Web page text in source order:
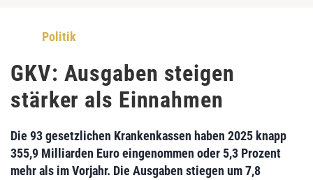
Politik
GKV: Ausgaben steigen
stärker als Einnahmen
Die 93 gesetzlichen Krankenkassen haben 2025 knapp
355,9 Milliarden Euro eingenommen oder 5,3 Prozent
mehr als im Vorjahr. Die Ausgaben stiegen um 7,8